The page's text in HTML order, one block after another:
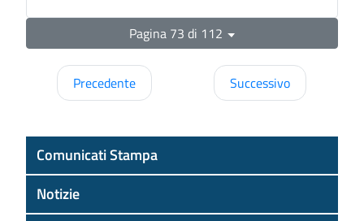
Pagina 73 di 112
Precedente Successivo
Comunicati Stampa
Notizie